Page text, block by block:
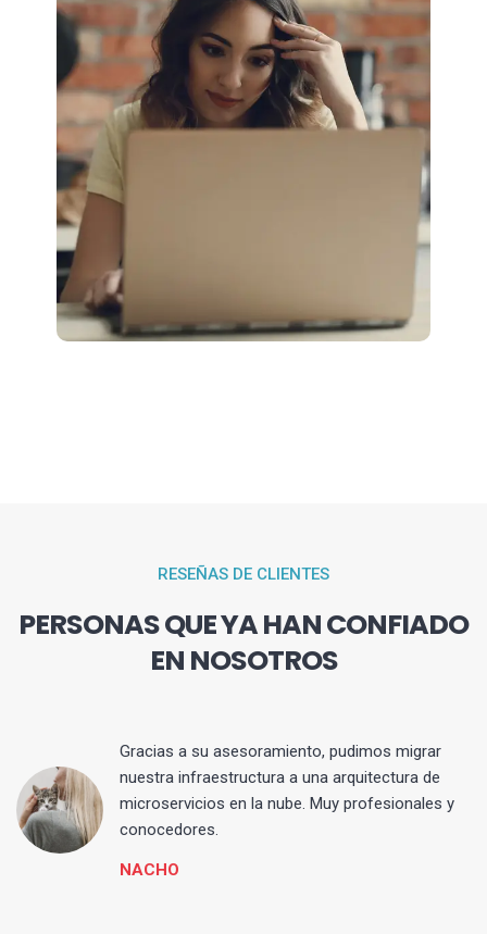
RESEÑAS DE CLIENTES
PERSONAS QUE YA HAN CONFIADO
EN NOSOTROS
Gracias a su asesoramiento, pudimos migrar
nuestra infraestructura a una arquitectura de
microservicios en la nube. Muy profesionales y
conocedores.
NACHO